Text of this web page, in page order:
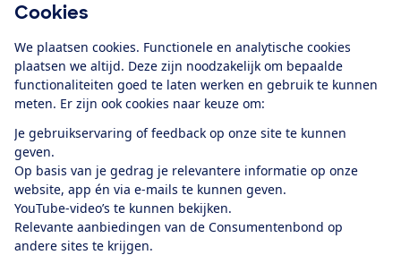
Cookies
We plaatsen cookies. Functionele en analytische cookies
plaatsen we altijd. Deze zijn noodzakelijk om bepaalde
functionaliteiten goed te laten werken en gebruik te kunnen
meten. Er zijn ook cookies naar keuze om:
Je gebruikservaring of feedback op onze site te kunnen
geven.
Op basis van je gedrag je relevantere informatie op onze
website, app én via e-mails te kunnen geven.
YouTube-video’s te kunnen bekijken.
Relevante aanbiedingen van de Consumentenbond op
andere sites te krijgen.
persoonsgegevens en e-mails voor je personaliseren.
E-mailadres
Ik meld me aan
Service & Contact